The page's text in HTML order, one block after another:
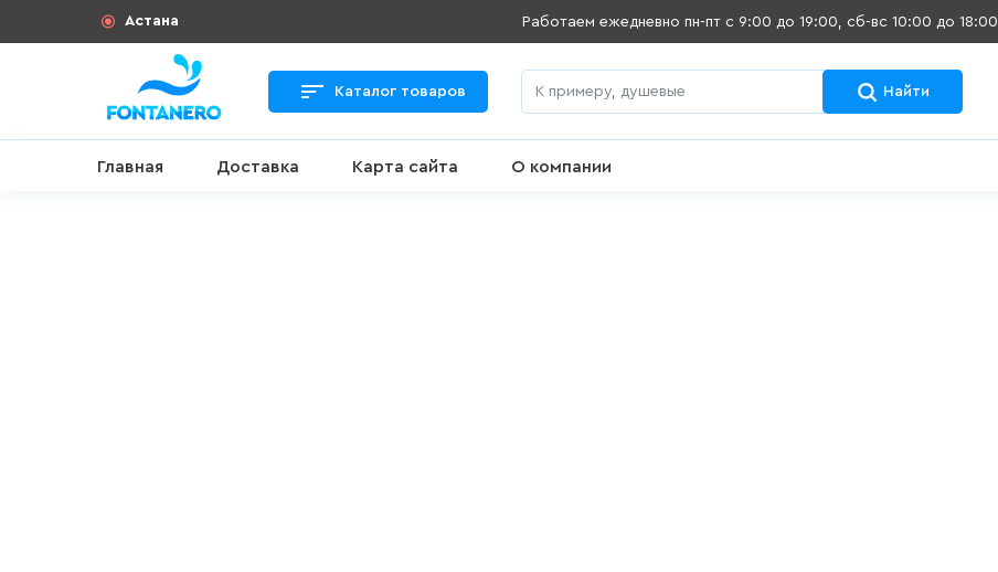
Астана Работаем ежедневно пн-пт с 9:00 до 19:00, сб-вс 10:00 до 18:00
Каталог товаров Найти
Главная Доставка Карта сайта О компании